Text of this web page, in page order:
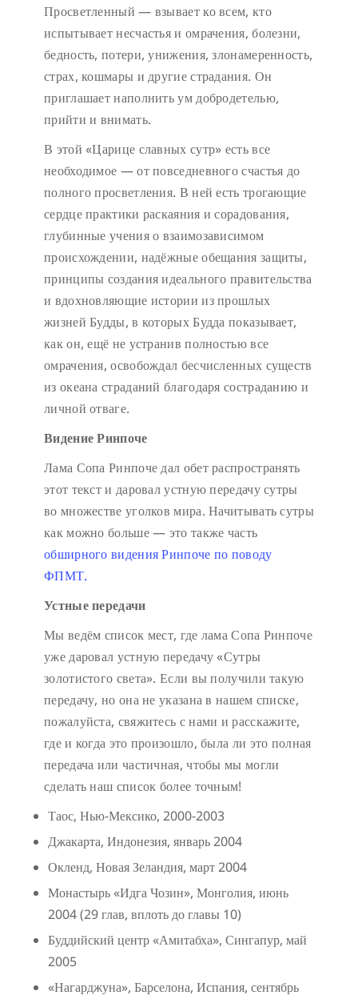
Просветленный — взывает ко всем, кто
испытывает несчастья и омрачения, болезни,
бедность, потери, унижения, злонамеренность,
страх, кошмары и другие страдания. Он
приглашает наполнить ум добродетелью,
прийти и внимать.
В этой «Царице славных сутр» есть все
необходимое — от повседневного счастья до
полного просветления. В ней есть трогающие
сердце практики раскаяния и сорадования,
глубинные учения о взаимозависимом
происхождении, надёжные обещания защиты,
принципы создания идеального правительства
и вдохновляющие истории из прошлых
жизней Будды, в которых Будда показывает,
как он, ещё не устранив полностью все
омрачения, освобождал бесчисленных существ
из океана страданий благодаря состраданию и
личной отваге.
Видение Ринпоче
Лама Сопа Ринпоче дал обет распространять
этот текст и даровал устную передачу сутры
во множестве уголков мира. Начитывать сутры
как можно больше — это также часть
обширного видения Ринпоче по поводу
ФПМТ.
Устные передачи
Мы ведём список мест, где лама Сопа Ринпоче
уже даровал устную передачу «Сутры
золотистого света». Если вы получили такую
передачу, но она не указана в нашем списке,
пожалуйста, свяжитесь с нами и расскажите,
где и когда это произошло, была ли это полная
передача или частичная, чтобы мы могли
сделать наш список более точным!
Таос, Нью-Мексико, 2000-2003
Джакарта, Индонезия, январь 2004
Окленд, Новая Зеландия, март 2004
Монастырь «Идга Чозин», Монголия, июнь
2004 (29 глав, вплоть до главы 10)
Буддийский центр «Амитабха», Сингапур, май
2005
«Нагарджуна», Барселона, Испания, сентябрь